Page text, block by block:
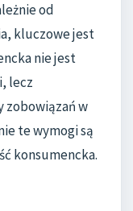
od
kluczowe jest
nie jest
lecz
zobowiązań w
te wymogi są
konsumencka.